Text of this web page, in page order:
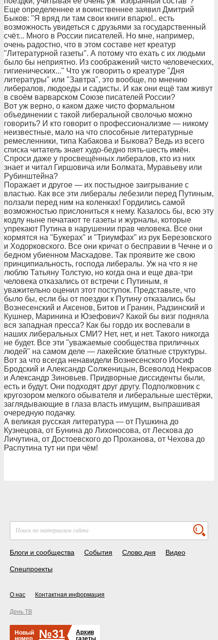
Еще определеннее и воинственнее заявил Дмитрий
Быков: "Я вряд ли там свои книги впарю!.. есть
возможность увидеться с друзьями за государственный
счёт... Много в России писателей. Но мне, например,
очень радостно, что в этом составе нет креатур
"Литературной газеты". А потому что ехать с их людьми
было бы неприятно. Из соображений чисто человеческих,
гигиенических..." Что уж говорить о креатуре "Дня
литературы" или "Завтра", это вообще, по мнению
либералов, людоеды и садисты. И как они ещё там живут
в своём варварском Союзе писателей России?
Вот уж верно, о каком даже чисто формальном
объединении с такой либеральной сволочью можно
говорить? И кто говорит о профессионализме — никому
неизвестные, мало на что способные литературные
ремесленники, типа Кабакова и Быкова? Ведь из всего
списка читатель знает худо-бедно пять-шесть имён.
Спроси даже у просвещённых либералов, кто из них
знает и читал Гиршовича или Болмата, Муравьеву или
Рубинштейна?
Поражает и другое — их постыдное заигрывание с
властью. Как все эти либералы лебезили перед Путиным,
ползали перед ним на коленках! Гордились самой
возможностью прислониться к нему. Казалось бы, всю эту
кодлу ныне печатают те газеты и журналы, которые
упрекают Путина в нарушении прав человека. Все они
кормятся на "Букерах" и "Триумфах" из рук Березовского
и Ходорковского. Все они кричат о бесправии в Чечне и о
бедном убиенном Масхадове. Так проявите же свою
принципиальность, господа либералы. Уж на что я не
люблю Татьяну Толстую, но когда она и еще два-три
человека отказались от встречи с Путиным, я
уважительно оценил этот поступок. Представьте, что
было бы, если бы от поездки к Путину отказались бы
Вознесенский и Аксенов, Битов и Гранин, Радзинский и
Кушнер, Маринина и Юзефович? Какой бы визг подняла
вся западная пресса? Как бы гордо их воспевали в
наших либеральных СМИ? Нет, нет, и нет. Такого никогда
не будет. Все эти "уважаемые сообщества приличных
людей" на самом деле — лакейские блатные структуры.
Вот за что всегда ненавидели Вознесенского Иосиф
Бродский и Александр Солженицын, Всеволод Некрасов
и Александр Зиновьев. Придворные диссиденты были,
есть и будут. Они подходят друг другу. Подполковник с
кругозором мелкого обывателя и либеральные шестёрки,
заглядывающие в глаза власть имущим, выпрашивая
очередную подачку.
А великая русская литература — от Пушкина до
Кузнецова, от Бунина до Лихоносова, от Лескова до
Личутина, от Достоевского до Проханова, от Чехова до
Распутина тут ни при чём!
Блоги и сообщества События Слово дня Видео
Спецпроекты
О нас Контактная информация
День ТВ
Новый
номер
№31
Архив
газеты